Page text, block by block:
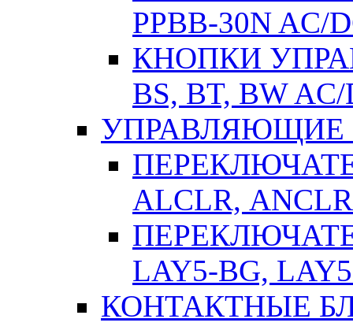
РPВВ-30N AC/
КНОПКИ
BS, BT, BW AC/
УПРАВЛЯЮЩИЕ
АLСLR, АNСLR
LAY5-BG,
КОНТАКТНЫЕ